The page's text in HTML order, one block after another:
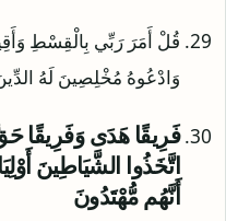
قُلْ أَمَرَ رَبِّي بِالْقِسْطِ
وَادْعُوهُ مُخْلِصِينَ لَهُ
فَرِيقًا هَدَى وَفَرِيقًا
اتَّخَذُوا الشَّيَاطِينَ
أَنَّهُم مُّهْتَدُونَ